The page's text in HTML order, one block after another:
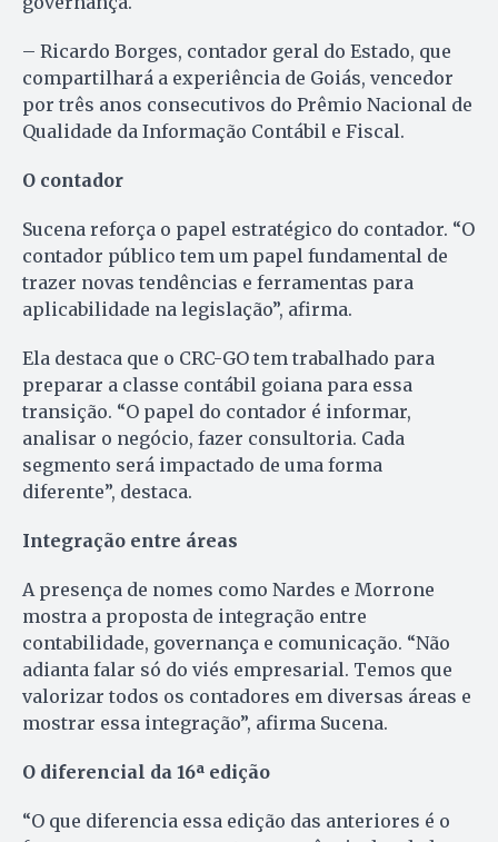
– Ricardo Borges, contador geral do Estado, que
compartilhará a experiência de Goiás, vencedor
por três anos consecutivos do Prêmio Nacional de
Qualidade da Informação Contábil e Fiscal.
O contador
Sucena reforça o papel estratégico do contador. “O
contador público tem um papel fundamental de
trazer novas tendências e ferramentas para
aplicabilidade na legislação”, afirma.
Ela destaca que o CRC-GO tem trabalhado para
preparar a classe contábil goiana para essa
transição. “O papel do contador é informar,
analisar o negócio, fazer consultoria. Cada
segmento será impactado de uma forma
diferente”, destaca.
Integração entre áreas
A presença de nomes como Nardes e Morrone
mostra a proposta de integração entre
contabilidade, governança e comunicação. “Não
adianta falar só do viés empresarial. Temos que
valorizar todos os contadores em diversas áreas e
mostrar essa integração”, afirma Sucena.
O diferencial da 16ª edição
“O que diferencia essa edição das anteriores é o